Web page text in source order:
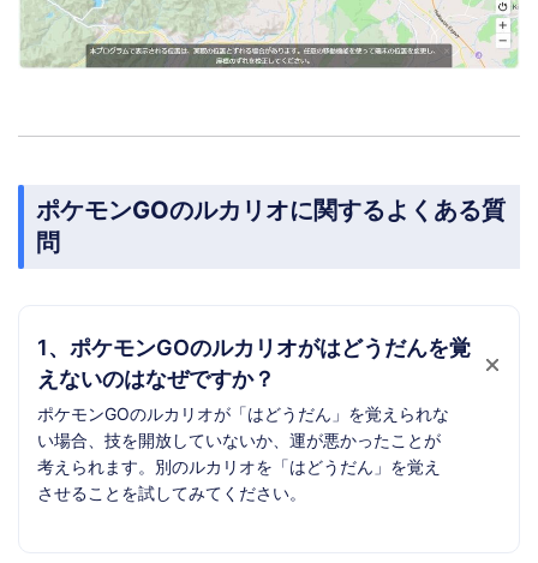
ポケモンGOのルカリオに関するよくある質
問
1、ポケモンGOのルカリオがはどうだんを覚
えないのはなぜですか？
ポケモンGOのルカリオが「はどうだん」を覚えられな
い場合、技を開放していないか、運が悪かったことが
考えられます。別のルカリオを「はどうだん」を覚え
させることを試してみてください。